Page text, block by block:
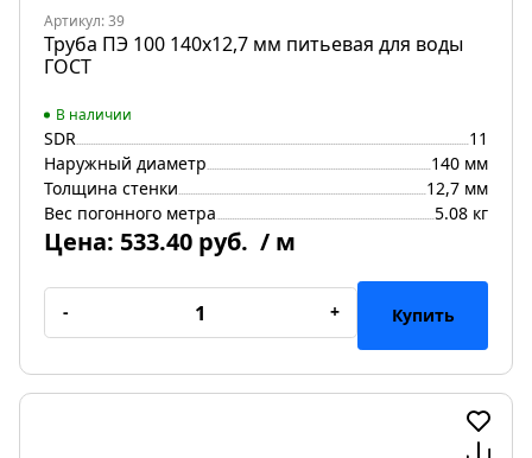
Артикул: 39
Труба ПЭ 100 140х12,7 мм питьевая для воды
ГОСТ
В наличии
SDR
11
Наружный диаметр
140 мм
Толщина стенки
12,7 мм
Вес погонного метра
5.08 кг
Цена: 533.40 руб. / м
- + Купить